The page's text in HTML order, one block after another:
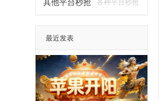
其他平台秒抢 各种平台秒抢
最近发表